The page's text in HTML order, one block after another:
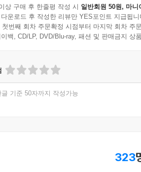
상 구매 후 한줄평 작성 시 일반회원 50원, 마니
운로드 후 작성한 리뷰만 YES포인트 지급됩니
첫번째 회차 주문확정 시점부터 마지막 회차 주
백, CD/LP, DVD/Blu-ray, 패션 및 판매금지 상
글 기준 50자까지 작성가능
323